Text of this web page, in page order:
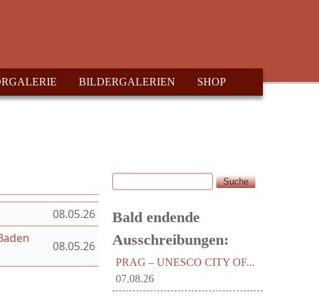
BILDERGALERIEN SHOP
08.05.26
08.05.26
Suchformular
Suche
Bald endende
Ausschreibungen:
PRAG – UNESCO CITY OF...
07.08.26